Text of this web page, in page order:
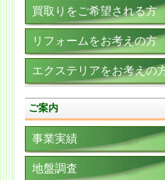
買取りをご希望される方
リフォームをお考えの方
エクステリアをお考えの
ご案内
事業実績
地盤調査